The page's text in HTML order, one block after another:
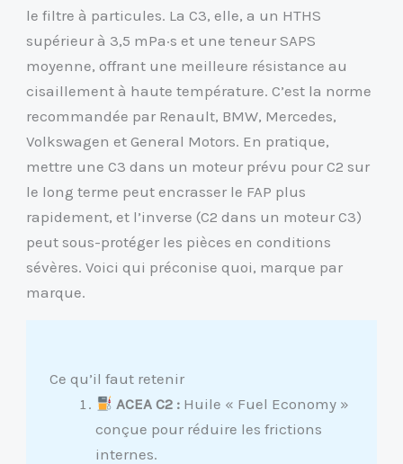
le filtre à particules. La C3, elle, a un HTHS
supérieur à 3,5 mPa·s et une teneur SAPS
moyenne, offrant une meilleure résistance au
cisaillement à haute température. C’est la norme
recommandée par Renault, BMW, Mercedes,
Volkswagen et General Motors. En pratique,
mettre une C3 dans un moteur prévu pour C2 sur
le long terme peut encrasser le FAP plus
rapidement, et l’inverse (C2 dans un moteur C3)
peut sous-protéger les pièces en conditions
sévères. Voici qui préconise quoi, marque par
marque.
Ce qu’il faut retenir
ACEA C2 : Huile « Fuel Economy »
conçue pour réduire les frictions
internes.